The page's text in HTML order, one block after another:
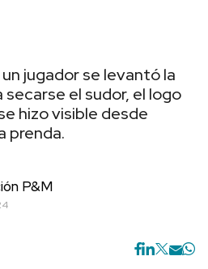
jugador se levantó la
el sudor, el logo
hizo visible desde
prenda.
P&M